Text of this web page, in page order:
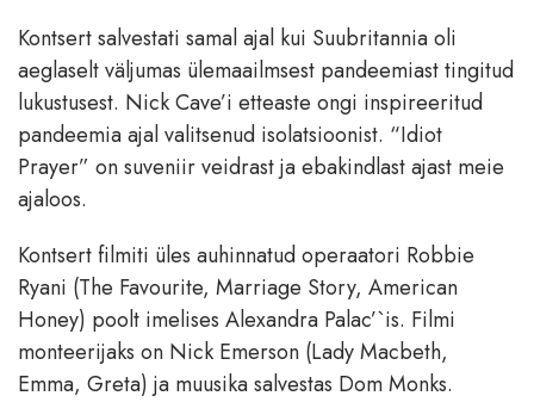
Kontsert salvestati samal ajal kui Suubritannia oli
aeglaselt väljumas ülemaailmsest pandeemiast tingitud
lukustusest. Nick Cave’i etteaste ongi inspireeritud
pandeemia ajal valitsenud isolatsioonist. “Idiot
Prayer” on suveniir veidrast ja ebakindlast ajast meie
ajaloos.
Kontsert filmiti üles auhinnatud operaatori Robbie
Ryani (The Favourite, Marriage Story, American
Honey) poolt imelises Alexandra Palac’`is. Filmi
monteerijaks on Nick Emerson (Lady Macbeth,
Emma, Greta) ja muusika salvestas Dom Monks.